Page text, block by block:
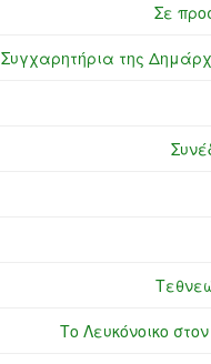
Σε
Συγχαρητήρια της
Το Λευκόνοικο